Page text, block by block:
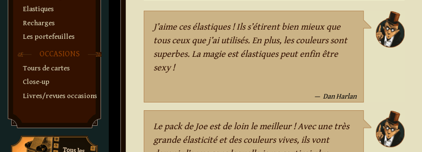
Elastiques
Recharges
Les portefeuilles
OCCASIONS
Tours de cartes
Close-up
Livres/revues occasions
J’aime ces élastiques ! Ils s’étirent bien mieux que
tous ceux que j’ai utilisés. En plus, les couleurs sont
superbes. La magie est élastiques peut enfin être
sexy !
Dan Harlan
Le pack de Joe est de loin le meilleur ! Avec une très
grande élasticité et des couleurs vives, ils vont